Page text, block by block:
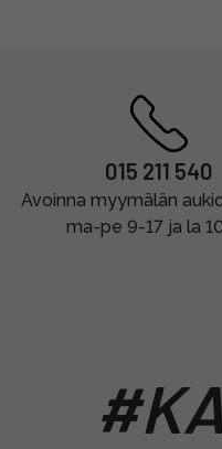
015 211 540
Avoinna myymälän
ma-pe 9-17 ja la